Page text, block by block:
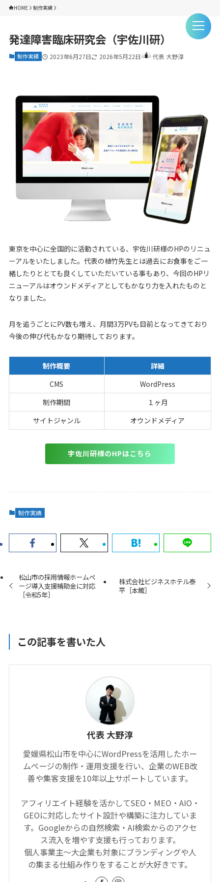
HOME 制作実績
発達障害臨床研究会（宇佐川研）
制作実績 2023年6月27日 2026年5月22日 代表 大野淳
東京を中心に全国的に活動されている、宇佐川研様のHPのリニュ
ーアルをいたしました。代表の植竹先生とは過去にお食事をご一
緒したりととても良くしていただいている事もあり、今回のHPリ
ニューアルはオウンドメディアとしてもかなり力を入れたものと
なりました。
月を追うごとにPV数も増え、月間3万PVも目前となってきており
今後の伸び代もかなり期待しております。
制作概要
詳細
CMS
WordPress
制作期間
１ヶ月
サイトジャンル
オウンドメディア
宇佐川研様のHPはこちら
制作実績
松山市の採用情報ホームペ
ージ導入支援補助金に対応
［令和5年］
株式会社ビジネスホテル泰
平［本館］
この記事を書いた人
代表 大野淳
愛媛県松山市を中心にWordPressを活用したホー
ムページの制作・運用支援を行い、企業のWEB改
善や集客支援を10年以上サポートしています。
アフィリエイト経験を活かしてSEO・MEO・AIO・
GEOに対応したサイト設計や構築に注力していま
す。Googleからの自然検索・AI検索からのアクセ
ス流入を増やす支援も行っております。
個人事業主〜大企業も対象にブランディングや人
の集まる仕組み作りをすることが大好きです。